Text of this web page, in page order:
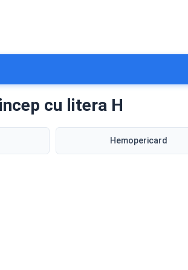
cu litera H
Hemopericard